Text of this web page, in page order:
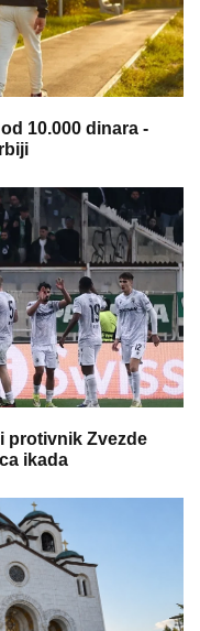
10.000 dinara -
protivnik Zvezde
ikada